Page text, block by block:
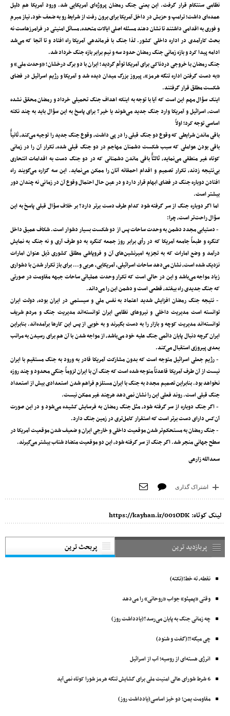
نظامی سنتکام قرار گرفت. این یعنی جنگ رمضان پروژه‌ای آمریکایی شد. ورود آمریکا هم دلیل
عمده‌ای داشت؛ ترامپ و حزبش در داخل آمریکا برای برون رفت از شرایط رو به ضعف خود‌، نیاز مبرم
و فوری به اقدامی داشتند تا نشان دهند مسئله اصلی ایالات متحده‌، مسائل امنیتی در فرامرزهاست نه
بحث کارآمدی در اداره داخلی کشور. لذا جنگ با فرماندهی آمریکا راه افتاد و تا آنجا که می‌شد
ادامه پیدا کرد و بازه زمانی جنگ رمضان حدود سه و نیم برابر بازه جنگ خرداد شد.
جنگ رمضان با خروجی دردناکی برای آمریکا توأم گردید؛ ایران با دو برگ درخشان؛ «وحدت ملی» و
«به دست گرفتن اداره تنگه هرمز»‌، پیروز بزرگ میدان دیده شد و آمریکا و رژیم اسرائیل در فضای
شکست مطلق قرار گرفتند.
اینک سؤال مهم این است که آیا با توجه به اینکه اهداف جنگ تحمیلی خرداد و رمضان محقق نشده
است‌، اسرائیل و آمریکا وارد جنگ جدید می‌شوند یا خیر؟ برای پاسخ به این سؤال باید به چند نکته
اساسی توجه کرد؛ اولاً
باقی ماندن شرایطی که وقوع دو جنگ قبلی را در پی داشت‌، وقوع جنگ جدید را توجیه می‌کند‌، ثانیاًً
باقی بودن عواملی که سبب شکست دشمنان مهاجم در دو جنگ قبلی شده‌، تکرار آن را در زمانی
کوتاه غیر منطقی می‌نماید‌، ثالثاًً باقی ماندن دشمنانی که در دو جنگ دست به اقدامات انتحاری
بی‌نتیجه زدند‌، تکرار تصمیم و اقدام احمقانه آنان را ممکن می‌نماید. این سه گزاره می‌گویند راه
افتادن دوباره جنگ در فضای ابهام قرار دارد و در عین حال احتمال وقوع آن در زمانی نه چندان دور
بیشتر است.
اما اگر دوباره جنگ از سر گرفته شود کدام طرف دست برتر دارد؟ بر خلاف سؤال قبلی پاسخ به این
سؤال راحت‌تر است‌، چرا:
- دستیابی مجدد دشمن به وحدت ساحات پس از دو شکست بسیار دشوار است. شکاف عمیق داخل
کنگره و طبعاً جامعه آمریکا که در رأی برابر روز جمعه کنگره به دو طرف آری و نه جنگ به نمایش
درآمد و وضع امارات که به تجزیه امیرنشین‌های آن و فروپاشی مطلق کشوری ذیل عنوان امارات
نزدیک شده است‌، نشان می‌دهد ساحات اسرائیلی، آمریکایی، عربی و... برای باز تکرار شدن با دشواری
زیاد مواجه می‌باشد و این در حالی است که تکرار وحدت عملیاتی ساحات جبهه مقاومت در صورتی
که جنگ جدیدی راه بیفتد‌، قطعی است و دشمن این را می‌داند.
- نتیجه جنگ رمضان افزایش شدید اعتماد به نفس ملی و سیستمی در ایران بوده‌، دولت ایران
توانسته است مدیریت داخلی و نیروهای نظامی ایران توانسته‌اند مدیریت جنگ و مردم شریف
توانسته‌اند مدیریت کوچه و بازار را به دست بگیرند و به خوبی از پس این کارها برآمده‌اند. بنابراین
ایران گرچه دنبال پایان دائمی جنگ علیه خود می‌باشد‌، از مواجه شدن با آن هم برای رسیدن به مراتب
بعدی پیروزی استقبال می‌کند.
- رژیم جعلی اسرائیل متوجه است که بدون مشارکت آمریکا قادر به ورود به جنگ مستقیم با ایران
نیست از آن طرف آمریکا قاعدتاً متوجه شده است که جنگ آن با ایران لزوماً جنگی محدود و چند روزه
نخواهد بود. بنابراین تصمیم‌ مجدد به جنگ با ایران مستلزم فراهم شدن استعدادی بیش از استعداد
جنگ قبلی است. روند فعلی این را نشان نمی‌دهد هرچند غیر ممکن نیست.
- اگر جنگ دوباره از سر گرفته شود‌، مثل جنگ رمضان به فرسایش کشیده می‌شود و در این صورت
آن‌کس دارای دست برتر است که استقرار کامل‌تری در زمین جنگ دارد.
- جنگ رمضان به مستحکم‌تر شدن موقعیت داخلی و خارجی ایران و ضعیف شدن موقعیت آمریکا در
سطح جهانی منجر شد. اگر جنگ از سر گرفته شود‌، این دو موقعیت متضاد شتاب بیشتر می‌گیرند.
سعدالله زارعی
اشتراک گذاری
لینک کوتاه: https://kayhan.ir/001ODK
پربازدید ترین پربحث ترین
نقطه، ته خط!(نکته)
وقتی «پمپئو» جواب «روحانی» را می‌دهد
چه زمانی جنگ به پایان می‌رسد؟(یادداشت روز)
چی میگه؟!(گفت و شنود)
انرژی هسته‌ای از روسیه؛ آب از اسرائیل
6 شرط شورای عالی امنیت ملی برای گشایش تنگه هرمز شورا کوتاه نمی‌آید
مقاومت یمن؛ دو خیز اساسی(یادداشت روز)